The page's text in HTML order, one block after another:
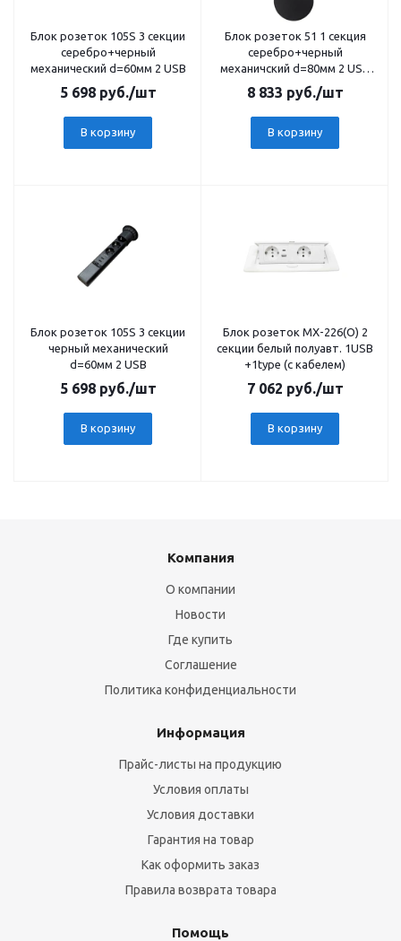
Блок розеток 105S 3 секции
серебро+черный
механический d=60мм 2 USB
5 698руб./шт
В корзину
Блок розеток 51 1 секция
серебро+черный
механичский d=80мм 2 USB
беспроводная зарядка
8 833 руб./шт
В корзину
Блок розеток 105S 3 секции
черный механический
d=60мм 2 USB
5 698руб./шт
В корзину
Блок розеток MX-226(О) 2
секции белый полуавт. 1USB
+1type (c кабелем)
7 062 руб./шт
В корзину
Компания
О компании
Новости
Где купить
Соглашение
Политика конфиденциальности
Информация
Прайс-листы на продукцию
Условия оплаты
Условия доставки
Гарантия на товар
Как оформить заказ
Правила возврата товара
Помощь